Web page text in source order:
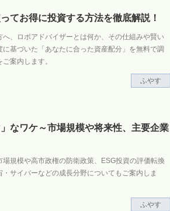
てお得に投資する方法を徹底解説！
、ロボアドバイザーとは何か、その仕組みや賢い
基づいた「あなたに合った資産配分」を無料で調
案内します。
ふやす
なワケ～市場規模や将来性、主要企業
規模や高市政権の防衛政策、ESG投資の評価転換
サイバーなどの成長分野についてもご案内しま
ふやす